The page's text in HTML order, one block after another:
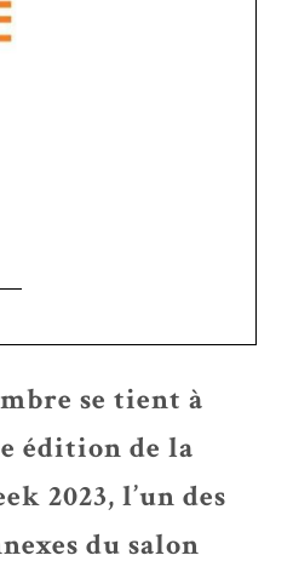
se tient à
édition de la
2023, l’un des
du salon